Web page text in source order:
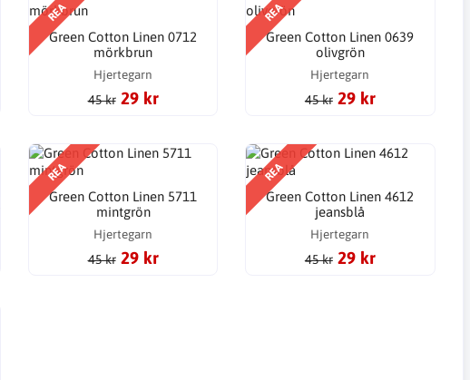
REA
Green Cotton Linen 0712
mörkbrun
Hjertegarn
45 kr 29 kr
REA
Green Cotton Linen 0639
olivgrön
Hjertegarn
45 kr 29 kr
REA
Green Cotton Linen 5711
mintgrön
Hjertegarn
45 kr 29 kr
REA
Green Cotton Linen 4612
jeansblå
Hjertegarn
45 kr 29 kr